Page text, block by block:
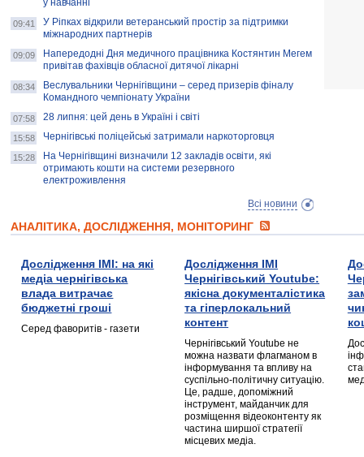
у навчанні
09:41
У Ріпках відкрили ветеранський простір за підтримки
міжнародних партнерів
09:09
Напередодні Дня медичного працівника Костянтин Мегем
привітав фахівців обласної дитячої лікарні
08:34
Веслувальники Чернігівщини – серед призерів фіналу
Командного чемпіонату України
07:58 28 липня: цей день в Україні і світі
15:58 Чернігівські поліцейські затримали наркоторговця
15:28
На Чернігівщині визначили 12 закладів освіти, які
отримають кошти на системи резервного
електроживлення
Всі новини
АНАЛІТИКА, ДОСЛІДЖЕННЯ, МОНІТОРИНГ
Дослідження ІМІ: на які
медіа чернігівська
влада витрачає
бюджетні гроші
Серед фаворитів - газети
Дослідження ІМІ
Чернігівський Youtube:
якісна документалістика
та гіперлокальний
контент
Чернігівський Youtube не
можна назвати флагманом в
інформування та впливу на
суспільно-політичну ситуацію.
Це, радше, допоміжний
інструмент, майданчик для
розміщення відеоконтенту як
частина ширшої стратегії
місцевих медіа.